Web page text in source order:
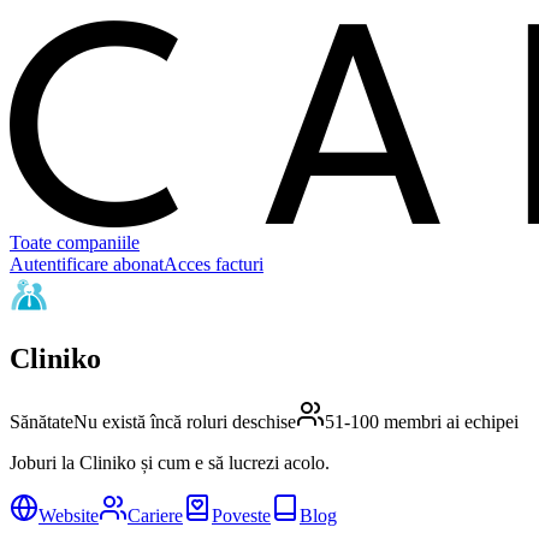
C
Toate companiile
Autentificare abonatAcces facturi
Cliniko
SănătateNu există încă roluri deschise
51-100 membri ai echipei
Joburi la Cliniko și cum e să lucrezi acolo.
Website Cariere Poveste Blog